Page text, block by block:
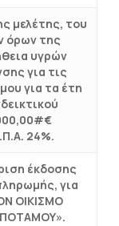
μελέτης, του
όρων της
υγρών
για τις
για τα έτη
24%.
έκδοσης
για
ΟΙΚΙΣΜΟ